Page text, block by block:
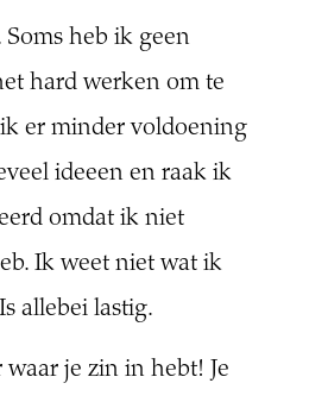
heb ik geen
hard werken om te
er minder voldoening
ideeen en raak ik
omdat ik niet
Ik weet niet wat ik
allebei lastig.
je zin in hebt! Je